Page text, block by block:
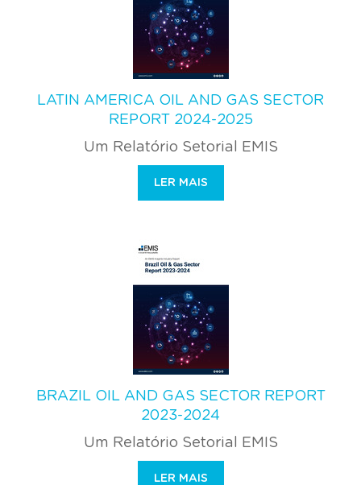
LATIN AMERICA OIL AND GAS SECTOR
REPORT 2024-2025
Um Relatório Setorial EMIS
LER MAIS
BRAZIL OIL AND GAS SECTOR REPORT
2023-2024
Um Relatório Setorial EMIS
LER MAIS